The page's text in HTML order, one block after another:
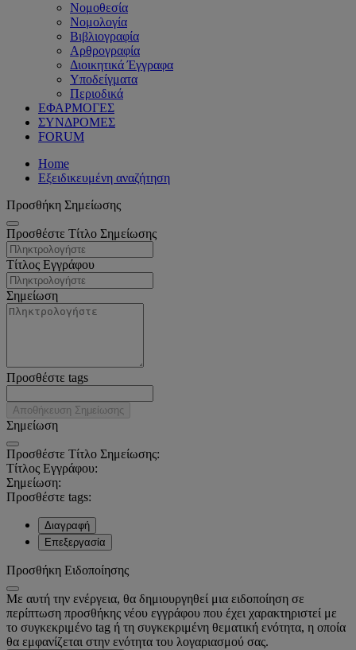
Νομοθεσία
Νομολογία
Βιβλιογραφία
Αρθρογραφία
Διοικητικά Έγγραφα
Υποδείγματα
Περιοδικά
ΕΦΑΡΜΟΓΕΣ
ΣΥΝΔΡΟΜΕΣ
FORUM
Home
Εξειδικευμένη αναζήτηση
Προσθήκη Σημείωσης
Προσθέστε Τίτλο Σημείωσης
Τίτλος Εγγράφου
Σημείωση
Προσθέστε tags
Αποθήκευση Σημείωσης
Σημείωση
Προσθέστε Τίτλο Σημείωσης:
Τίτλος Εγγράφου:
Σημείωση:
Προσθέστε tags:
Διαγραφή
Επεξεργασία
Προσθήκη Ειδοποίησης
Με αυτή την ενέργεια, θα δημιουργηθεί μια ειδοποίηση σε
περίπτωση προσθήκης νέου εγγράφου που έχει χαρακτηριστεί με
το συγκεκριμένο tag ή τη συγκεκριμένη θεματική ενότητα, η οποία
θα εμφανίζεται στην ενότητα του λογαριασμού σας.